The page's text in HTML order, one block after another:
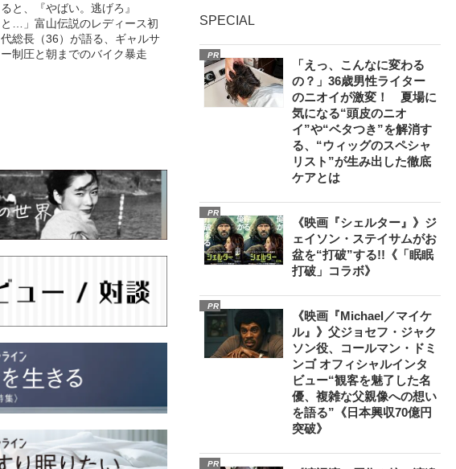
ると、『やばい。逃げろ』
と…」富山伝説のレディース初
代総長（36）が語る、ギャルサ
ー制圧と朝までのバイク暴走
SPECIAL
PR
「えっ、こんなに変わる
の？」36歳男性ライター
のニオイが激変！ 夏場に
気になる“頭皮のニオ
イ”や“ベタつき”を解消す
る、“ウィッグのスペシャ
リスト”が生み出した徹底
ケアとは
PR
《映画『シェルター』》ジ
ェイソン・ステイサムがお
盆を“打破”する!!《「眠眠
打破」コラボ》
PR
《映画『Michael／マイケ
ル』》父ジョセフ・ジャク
ソン役、コールマン・ドミ
ンゴ オフィシャルインタ
ビュー“観客を魅了した名
優、複雑な父親像への想い
を語る”《日本興収70億円
突破》
PR